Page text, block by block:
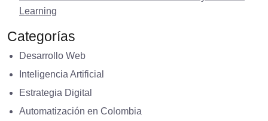
Learning
Categorías
Desarrollo Web
Inteligencia Artificial
Estrategia Digital
Automatización en Colombia